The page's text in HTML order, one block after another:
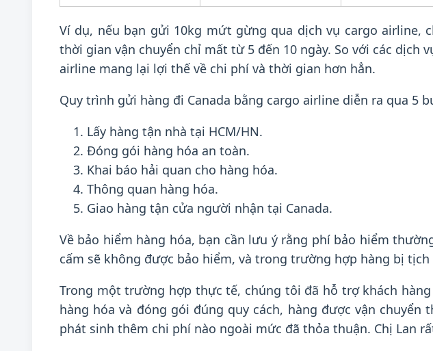
Ví dụ, nếu bạn gửi 10kg mứt gừng qua dịch vụ cargo airline,
thời gian vận chuyển chỉ mất từ 5 đến 10 ngày. So với các dịch
airline mang lại lợi thế về chi phí và thời gian hơn hẳn.
Quy trình gửi hàng đi Canada bằng cargo airline diễn ra qua 5
Lấy hàng tận nhà tại HCM/HN.
Đóng gói hàng hóa an toàn.
Khai báo hải quan cho hàng hóa.
Thông quan hàng hóa.
Giao hàng tận cửa người nhận tại Canada.
Về bảo hiểm hàng hóa, bạn cần lưu ý rằng phí bảo hiểm
cấm sẽ không được bảo hiểm, và trong trường hợp hàng bị
Trong một trường hợp thực tế, chúng tôi đã hỗ trợ khách
hàng hóa và đóng gói đúng quy cách, hàng được vận
phát sinh thêm chi phí nào ngoài mức đã thỏa thuận. Chị Lan